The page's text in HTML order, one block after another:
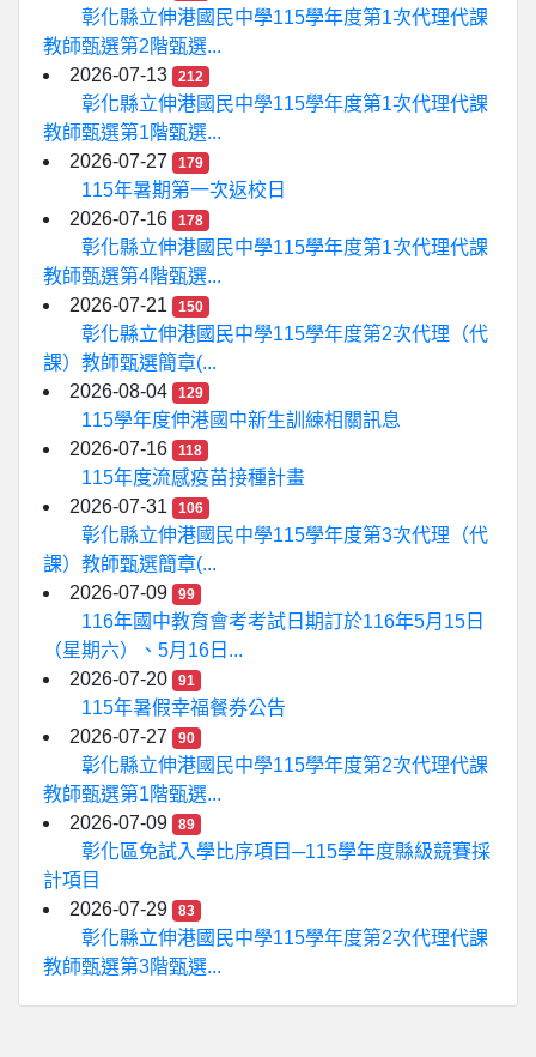
彰化縣立伸港國民中學115學年度第1次代理代課
教師甄選第2階甄選...
2026-07-13
212
彰化縣立伸港國民中學115學年度第1次代理代課
教師甄選第1階甄選...
2026-07-27
179
115年暑期第一次返校日
2026-07-16
178
彰化縣立伸港國民中學115學年度第1次代理代課
教師甄選第4階甄選...
2026-07-21
150
彰化縣立伸港國民中學115學年度第2次代理（代
課）教師甄選簡章(...
2026-08-04
129
115學年度伸港國中新生訓練相關訊息
2026-07-16
118
115年度流感疫苗接種計畫
2026-07-31
106
彰化縣立伸港國民中學115學年度第3次代理（代
課）教師甄選簡章(...
2026-07-09
99
116年國中教育會考考試日期訂於116年5月15日
（星期六）、5月16日...
2026-07-20
91
115年暑假幸福餐券公告
2026-07-27
90
彰化縣立伸港國民中學115學年度第2次代理代課
教師甄選第1階甄選...
2026-07-09
89
彰化區免試入學比序項目─115學年度縣級競賽採
計項目
2026-07-29
83
彰化縣立伸港國民中學115學年度第2次代理代課
教師甄選第3階甄選...